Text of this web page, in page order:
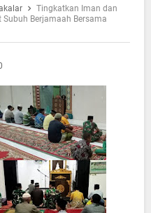
Tingkatkan Iman dan
Berjamaah Bersama